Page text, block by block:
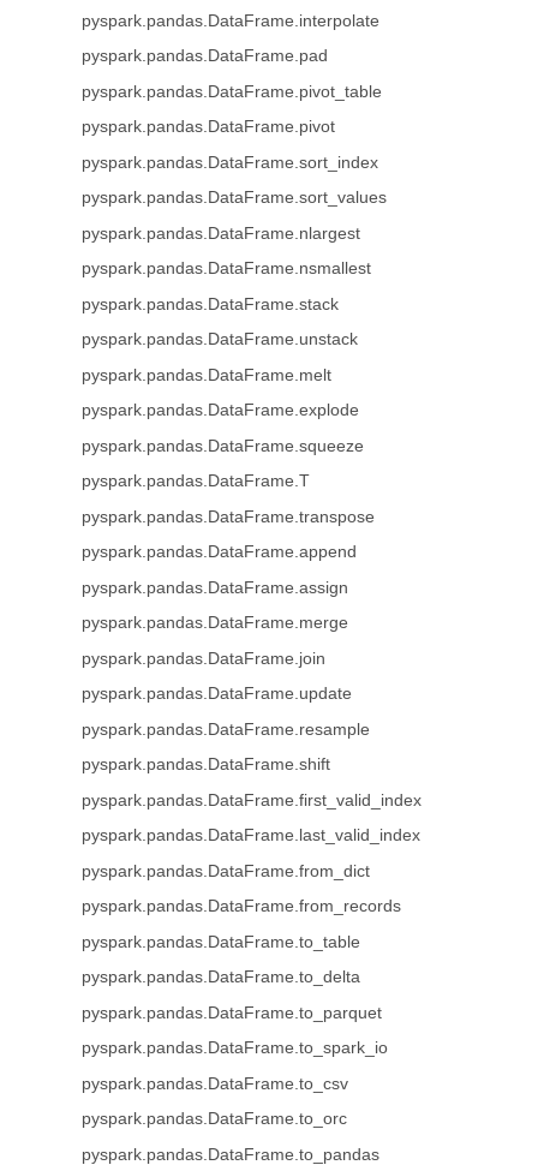
pyspark.pandas.DataFrame.interpolate
pyspark.pandas.DataFrame.pad
pyspark.pandas.DataFrame.pivot_table
pyspark.pandas.DataFrame.pivot
pyspark.pandas.DataFrame.sort_index
pyspark.pandas.DataFrame.sort_values
pyspark.pandas.DataFrame.nlargest
pyspark.pandas.DataFrame.nsmallest
pyspark.pandas.DataFrame.stack
pyspark.pandas.DataFrame.unstack
pyspark.pandas.DataFrame.melt
pyspark.pandas.DataFrame.explode
pyspark.pandas.DataFrame.squeeze
pyspark.pandas.DataFrame.T
pyspark.pandas.DataFrame.transpose
pyspark.pandas.DataFrame.append
pyspark.pandas.DataFrame.assign
pyspark.pandas.DataFrame.merge
pyspark.pandas.DataFrame.join
pyspark.pandas.DataFrame.update
pyspark.pandas.DataFrame.resample
pyspark.pandas.DataFrame.shift
pyspark.pandas.DataFrame.first_valid_index
pyspark.pandas.DataFrame.last_valid_index
pyspark.pandas.DataFrame.from_dict
pyspark.pandas.DataFrame.from_records
pyspark.pandas.DataFrame.to_table
pyspark.pandas.DataFrame.to_delta
pyspark.pandas.DataFrame.to_parquet
pyspark.pandas.DataFrame.to_spark_io
pyspark.pandas.DataFrame.to_csv
pyspark.pandas.DataFrame.to_orc
pyspark.pandas.DataFrame.to_pandas